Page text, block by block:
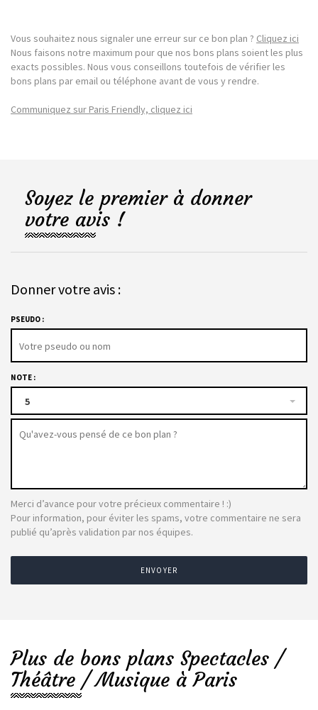
Vous souhaitez nous signaler une erreur sur ce bon plan ? Cliquez ici
Nous faisons notre maximum pour que nos bons plans soient les plus
exacts possibles. Nous vous conseillons toutefois de vérifier les
bons plans par email ou téléphone avant de vous y rendre.
Communiquez sur Paris Friendly, cliquez ici
Soyez le premier à donner
votre avis !
Donner votre avis :
PSEUDO :
NOTE :
5
Merci d’avance pour votre précieux commentaire ! :)
Pour information, pour éviter les spams, votre commentaire ne sera
publié qu’après validation par nos équipes.
ENVOYER
Plus de bons plans Spectacles /
Théâtre / Musique à Paris